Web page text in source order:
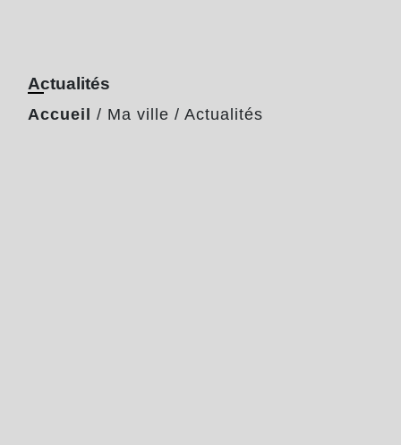
Actualités
Accueil / Ma ville / Actualités